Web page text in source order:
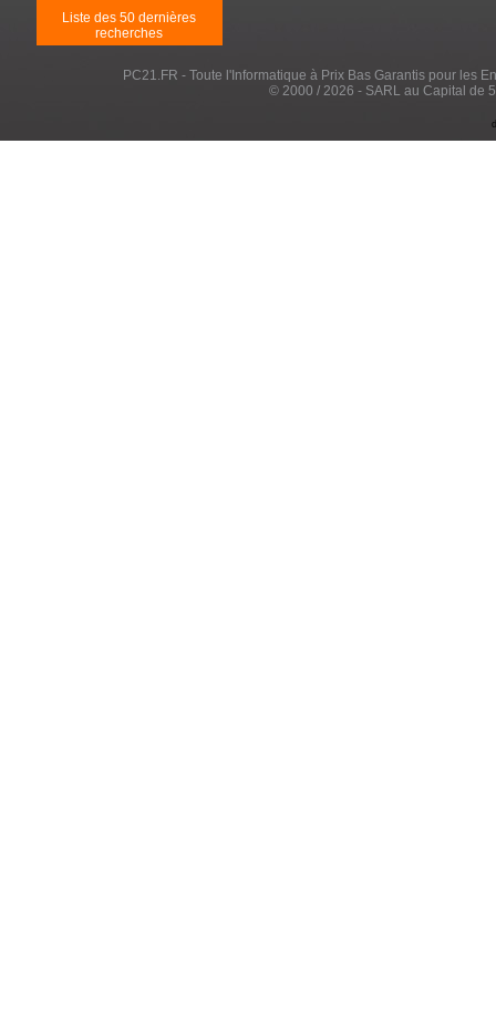
Liste des 50 dernières
recherches
PC21.FR - Toute l'Informatique à Prix Bas Garantis pour les
© 2000 / 2026 - SARL au Capital de